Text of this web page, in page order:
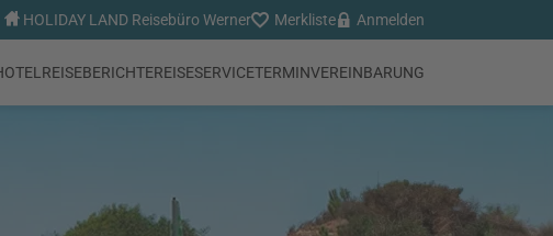
HOLIDAY LAND Reisebüro Werner Merkliste Anmelden
REISEBERICHTEREISESERVICETERMINVEREINBARUNG